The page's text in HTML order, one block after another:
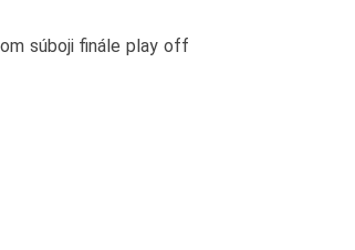
súboji finále play off